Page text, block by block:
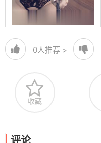
0人推荐 >
收藏
评论